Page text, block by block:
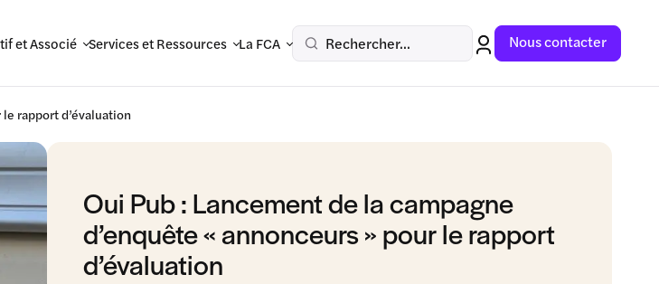
et Associé Services et Ressources La FCA Rechercher... Nous contacter
rapport d’évaluation
Oui Pub : Lancement de la campagne
d’enquête « annonceurs » pour le rapport
d’évaluation